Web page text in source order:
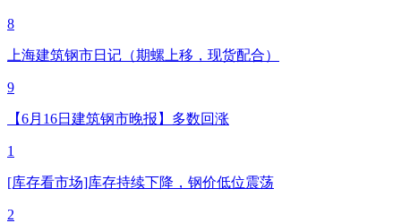
8
上海建筑钢市日记（期螺上移，现货配合）
9
【6月16日建筑钢市晚报】多数回涨
1
[库存看市场]库存持续下降，钢价低位震荡
2